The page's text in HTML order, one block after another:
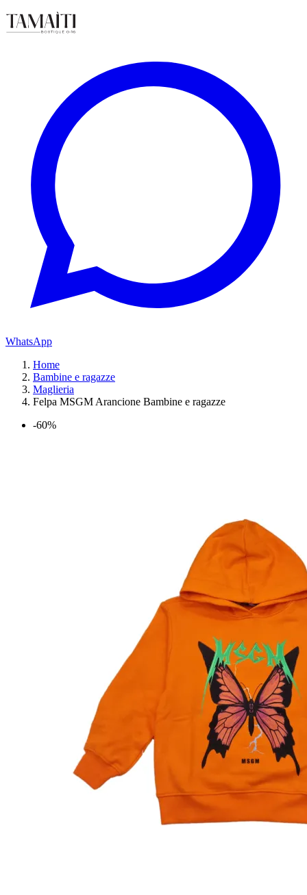
WhatsApp
Home
Bambine e ragazze
Maglieria
Felpa MSGM Arancione Bambine e ragazze
-60%